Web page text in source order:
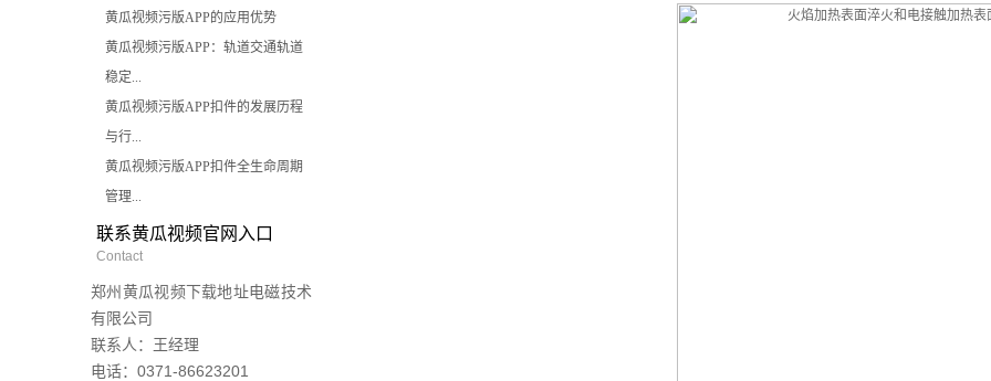
黄瓜视频污版APP的应用优势
黄瓜视频污版APP：轨道交通轨道
稳定...
黄瓜视频污版APP扣件的发展历程
与行...
黄瓜视频污版APP扣件全生命周期
管理...
联系黄瓜视频官网入口
Contact
郑州黄瓜视频下载地址电磁技术
有限公司
联系人：王经理
电话：0371-86623201